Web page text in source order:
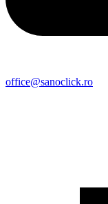
office@sanoclick.ro